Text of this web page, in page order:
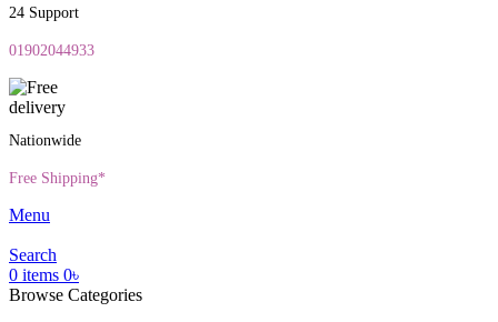
24 Support
01902044933
Nationwide
Free Shipping*
Menu
Search
0 items 0৳
Browse Categories